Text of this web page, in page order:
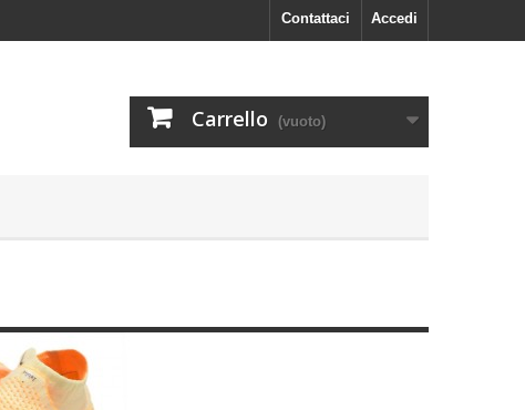
Accedi
Contattaci
Carrello (vuoto)